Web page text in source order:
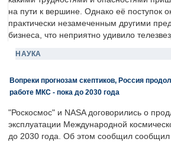
на пути к вершине. Однако её поступок
практически незамеченным другими
бизнеса, что неприятно удивило
НАУКА
Вопреки прогнозам скептиков, Россия
работе МКС - пока до 2030 года
"Роскосмос" и NASA договорились о
эксплуатации Международной
до 2030 года. Об этом сообщил сообщил